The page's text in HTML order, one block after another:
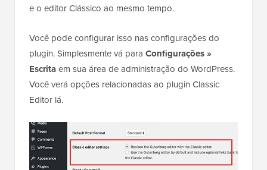
e o editor Clássico ao mesmo tempo.
Você pode configurar isso nas configurações do
plugin. Simplesmente vá para Configurações »
Escritaem sua área de administração do WordPress.
Você verá opções relacionadas ao plugin Classic
Editor lá.